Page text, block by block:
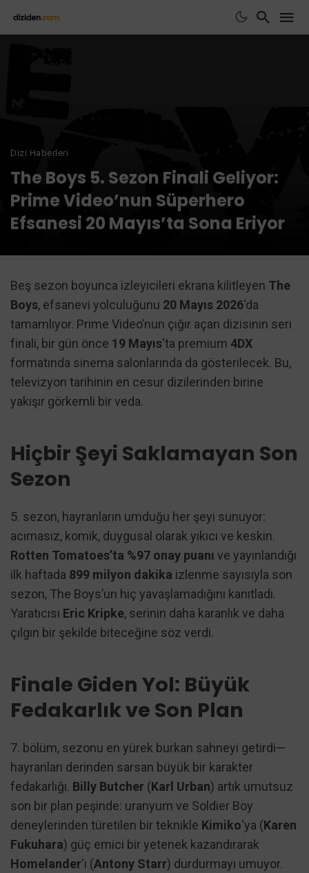
Dizi Haberleri
The Boys 5. Sezon Finali Geliyor:
Prime Video’nun Süperhero
Efsanesi 20 Mayıs’ta Sona Eriyor
Beş sezon boyunca izleyicileri ekrana kilitleyen The
Boys, efsanevi yolculuğunu 20 Mayıs 2026‘da
tamamlıyor. Prime Video’nun çığır açan dizisinin seri
finali, bir gün önce 19 Mayıs‘ta premium 4DX
formatında sinema salonlarında da gösterilecek. Bu,
televizyon tarihinin en cesur dizilerinden birine
yakışır görkemli bir veda.
Hiçbir Şeyi Saklamayan Son
Sezon
5. sezon, hayranların umduğu her şeyi sunuyor:
acımasız, komik, duygusal olarak yıkıcı ve keskin.
Rotten Tomatoes’ta %97 onay puanı ve yayınlandığı
ilk haftada 899 milyon dakika izlenme sayısıyla son
sezon, The Boys’un hiç yavaşlamadığını kanıtladı.
Yaratıcısı Eric Kripke, serinin daha karanlık ve daha
çılgın bir şekilde biteceğine söz verdi.
Finale Giden Yol: Büyük
Fedakarlık ve Son Plan
7. bölüm, sezonu en yürek burkan sahneyi getirdi—
hayranları derinden sarsan büyük bir karakter
fedakarlığı. Billy Butcher (Karl Urban) artık umutsuz
son bir plan peşinde: uranyum ve Soldier Boy
deneylerinden türetilen bir teknikle Kimiko‘ya (Karen
Fukuhara) güç emici bir yetenek kazandırarak
Homelander‘ı (Antony Starr) durdurmayı umuyor.